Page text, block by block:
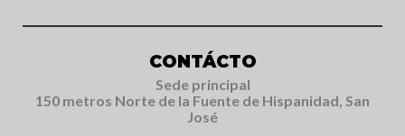
CONTÁCTO
Sede principal
150 metros Norte de la Fuente de Hispanidad, San
José